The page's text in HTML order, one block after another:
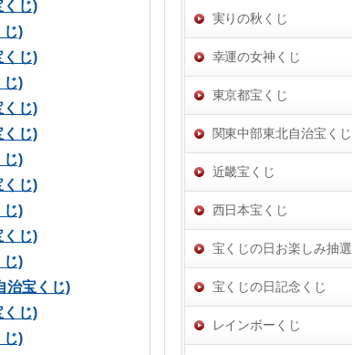
くじ)
じ)
くじ)
じ)
くじ)
くじ)
じ)
くじ)
じ)
くじ)
じ)
治宝くじ)
くじ)
じ)
実りの秋くじ
幸運の女神くじ
東京都宝くじ
関東中部東北自治宝くじ
近畿宝くじ
西日本宝くじ
宝くじの日お楽しみ抽選
宝くじの日記念くじ
レインボーくじ